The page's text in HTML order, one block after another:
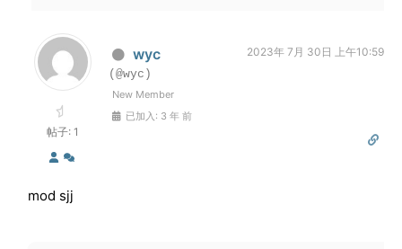
帖子: 1
wyc
2023年 7月 30日 上午10:59
(@wyc)
New Member
已加入: 3 年 前
mod sjj